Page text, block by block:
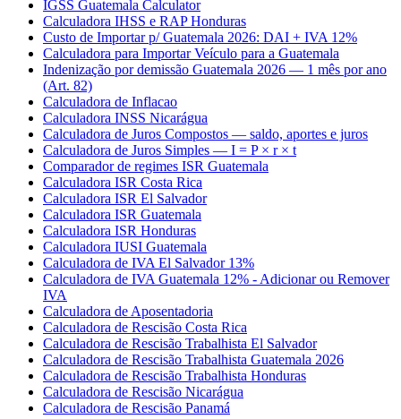
IGSS Guatemala Calculator
Calculadora IHSS e RAP Honduras
Custo de Importar p/ Guatemala 2026: DAI + IVA 12%
Calculadora para Importar Veículo para a Guatemala
Indenização por demissão Guatemala 2026 — 1 mês por ano
(Art. 82)
Calculadora de Inflacao
Calculadora INSS Nicarágua
Calculadora de Juros Compostos — saldo, aportes e juros
Calculadora de Juros Simples — I = P × r × t
Comparador de regimes ISR Guatemala
Calculadora ISR Costa Rica
Calculadora ISR El Salvador
Calculadora ISR Guatemala
Calculadora ISR Honduras
Calculadora IUSI Guatemala
Calculadora de IVA El Salvador 13%
Calculadora de IVA Guatemala 12% - Adicionar ou Remover
IVA
Calculadora de Aposentadoria
Calculadora de Rescisão Costa Rica
Calculadora de Rescisão Trabalhista El Salvador
Calculadora de Rescisão Trabalhista Guatemala 2026
Calculadora de Rescisão Trabalhista Honduras
Calculadora de Rescisão Nicarágua
Calculadora de Rescisão Panamá